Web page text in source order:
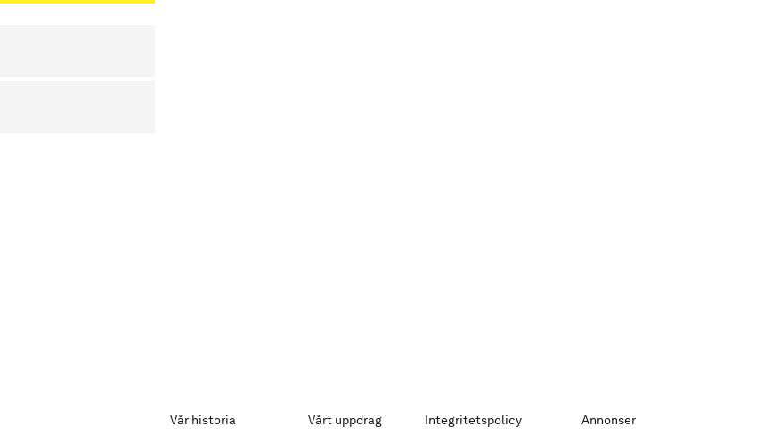
Vår historia Vårt uppdrag Integritetspolicy
Annonser